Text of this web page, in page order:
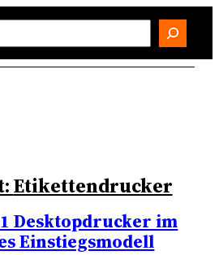
Etikettendrucker
Desktopdrucker im
Einstiegsmodell